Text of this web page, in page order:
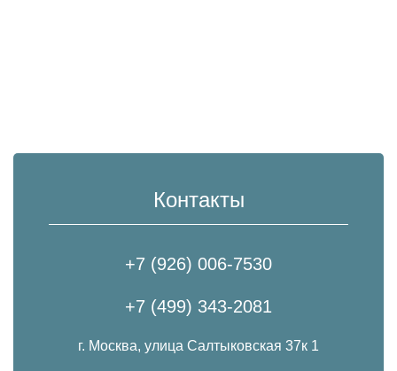
Контакты
+7 (926) 006-7530
+7 (499) 343-2081
г. Москва, улица Салтыковская 37к 1